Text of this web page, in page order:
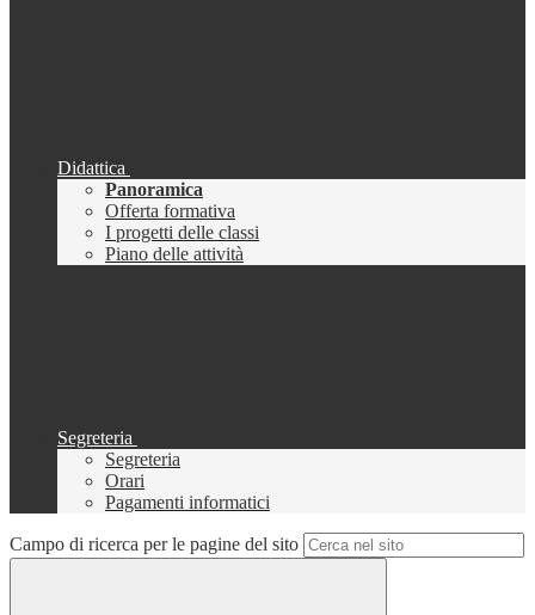
Didattica
Panoramica
Offerta formativa
I progetti delle classi
Piano delle attività
Segreteria
Segreteria
Orari
Pagamenti informatici
Campo di ricerca per le pagine del sito